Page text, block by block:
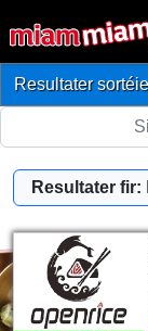
Resultater fir: